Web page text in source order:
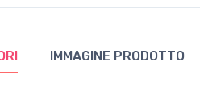
IMMAGINE PRODOTTO